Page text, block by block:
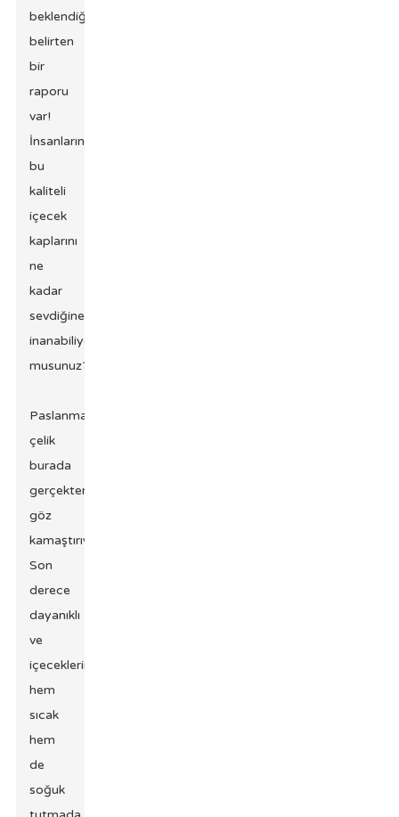
beklendiğini
belirten
bir
raporu
var!
İnsanların
bu
kaliteli
içecek
kaplarını
ne
kadar
sevdiğine
inanabiliyor
musunuz?
Paslanmaz
çelik
burada
gerçekten
göz
kamaştırıyor.
Son
derece
dayanıklı
ve
içeceklerinizi
hem
sıcak
hem
de
soğuk